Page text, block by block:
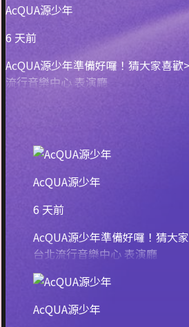
AcQUA源少年
6 天前
AcQUA源少年準備好囉！猜大家喜
流行音樂中心 表演廳
AcQUA源少年
6 天前
AcQUA源少年準備好囉！猜大
台北流行音樂中心 表演廳
AcQUA源少年